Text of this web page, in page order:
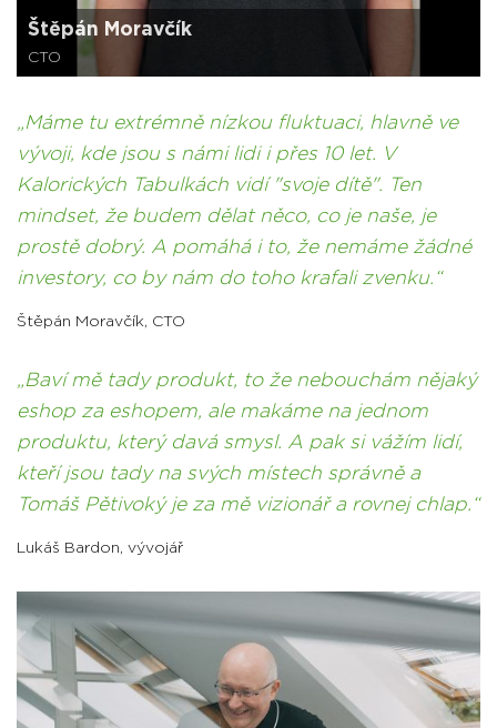
Štěpán Moravčík
CTO
Máme tu extrémně nízkou fluktuaci, hlavně ve
vývoji, kde jsou s námi lidi i přes 10 let. V
Kalorických Tabulkách vidí "svoje dítě". Ten
mindset, že budem dělat něco, co je naše, je
prostě dobrý. A pomáhá i to, že nemáme žádné
investory, co by nám do toho krafali zvenku.
Štěpán Moravčík, CTO
Baví mě tady produkt, to že nebouchám nějaký
eshop za eshopem, ale makáme na jednom
produktu, který davá smysl. A pak si vážím lidí,
kteří jsou tady na svých místech správně a
Tomáš Pětivoký je za mě vizionář a rovnej chlap.
Lukáš Bardon, vývojář